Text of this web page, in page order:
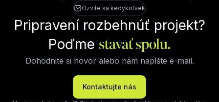
Ozvite sa kedykoľvek
Pripravení rozbehnúť projekt?
Poďmestavať spolu.
Dohodnite si hovor alebo nám napíšte e-mail.
Kontaktujte nás